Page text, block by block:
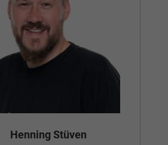
Henning Stüven